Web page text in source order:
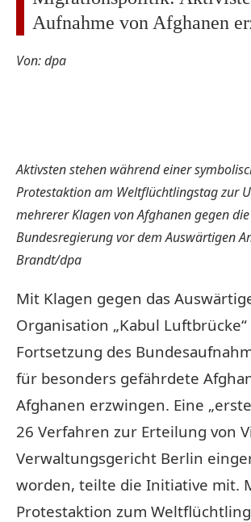
Aufnahme von Afghanen
Von: dpa
Aktivsten stehen während einer
Protestaktion am Weltflüchtlingstag zur
mehrerer Klagen von Afghanen gegen die
Bundesregierung vor dem Auswärtigen
Brandt/dpa
Mit Klagen gegen das
Organisation „Kabul Luftbrücke“
Fortsetzung des
für besonders gefährdete
Afghanen erzwingen. Eine
26 Verfahren zur Erteilung von
Verwaltungsgericht Berlin
worden, teilte die Initiative mit.
Protestaktion zum